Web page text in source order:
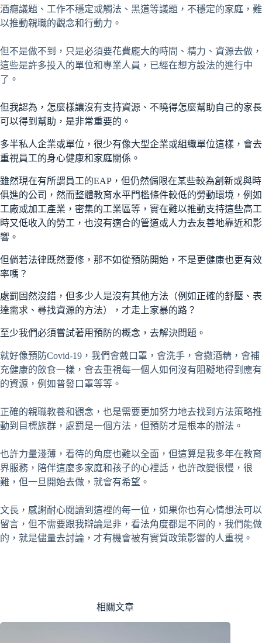
酒癮議題、工作不穩定或觸法、黑道等議題，不穩定的家庭，難
以推動親職的觀念和行動力。
但不是做不到，只是必須要花費龐大的時間、精力、資源去做，
這些是許多投入的單位和專業人員，已經在想方設法的進行中
了。
但我認為，怎麼樣讓沒有支持資源、不曉得怎麼幫助自己的家長
可以得到幫助，是非常重要的。
多半私人企業或單位，很少有像大型企業或組織單位這樣，會去
重視員工的身心健康和家庭關係。
雖然現在有所謂員工的EAP，但仍然侷限在某些較為創新或與時
俱進的公司，然而整體教育水平門檻條件較低的勞動環境，例如
工廠或加工產業，密集的工業區等，實在難以推動支持這些高工
時又低收入的勞工，也沒有適合的管道或人力去友善地靠近和影
響。
但倘若法律既然要修，那不如從預防開始，不是更健康也更有效
率嗎？
處罰固然沒錯，但多少人是沒有其他方法（例如正確的舒壓、表
達需求、尋找資源的方法），才走上家暴的路？
至少我們必須嘗試著用預防的概念，去解決問題。
就好像預防Covid-19，我們會戴口罩，會洗手，會撒酒精，會補
充健康的飲食一樣，會去重視每一個人如何沒有阻礙地得到應有
的資源，例如普發口罩等等。
正確的親職教養和觀念，也是需要更加努力地去找到方法策略推
動到目標族群，處罰是一個方法，但預防才是根本的辦法。
也許力量淺薄，看待的角度也難以全面，但這算是我多年在教育
界服務，陪伴這麼多家庭和孩子的心裡話，也許改變很慢，很
難，但一旦開始去做，就會有希望。
文長，感謝耐心閱讀到這裡的每一位，如果你也有心情想法可以
留言，但不需要跟我辯論是非，看法角度都是不同的，我們能做
的，就是儘量去討論，才有機會被有實質政策影響的人重視。
相關文章